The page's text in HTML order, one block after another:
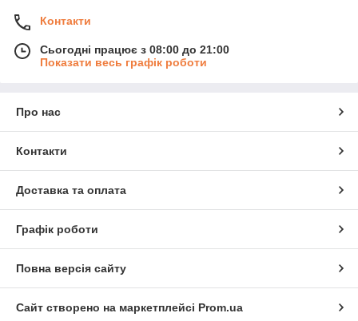
Контакти
Сьогодні працює з 08:00 до 21:00
Показати весь графік роботи
Про нас
Контакти
Доставка та оплата
Графік роботи
Повна версія сайту
Сайт створено на маркетплейсі Prom.ua